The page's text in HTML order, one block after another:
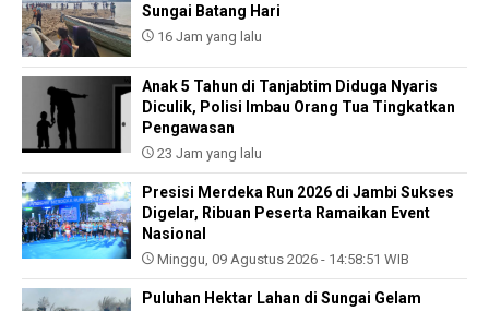
Sungai Batang Hari
16 Jam yang lalu
Anak 5 Tahun di Tanjabtim Diduga Nyaris
Diculik, Polisi Imbau Orang Tua Tingkatkan
Pengawasan
23 Jam yang lalu
Presisi Merdeka Run 2026 di Jambi Sukses
Digelar, Ribuan Peserta Ramaikan Event
Nasional
Minggu, 09 Agustus 2026 - 14:58:51 WIB
Puluhan Hektar Lahan di Sungai Gelam